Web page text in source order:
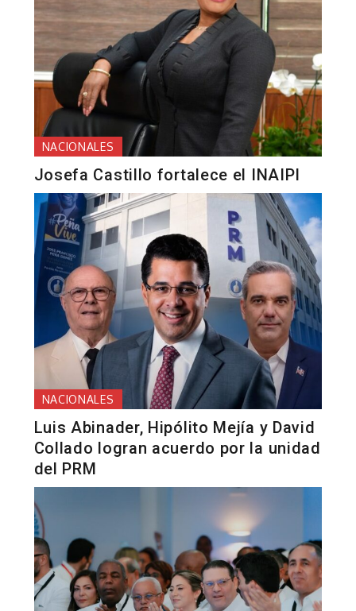
NACIONALES
Josefa Castillo fortalece el INAIPI
NACIONALES
Luis Abinader, Hipólito Mejía y David
Collado logran acuerdo por la unidad
del PRM